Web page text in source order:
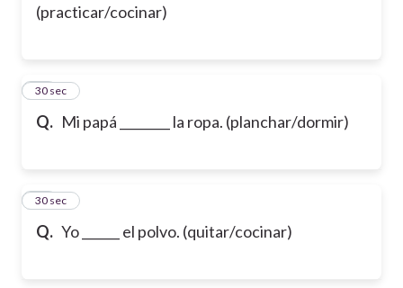
(practicar/cocinar)
Q. Mi papá ________ la ropa. (planchar/dormir)
14
30 sec
Q. Yo ______ el polvo. (quitar/cocinar)
15
30 sec